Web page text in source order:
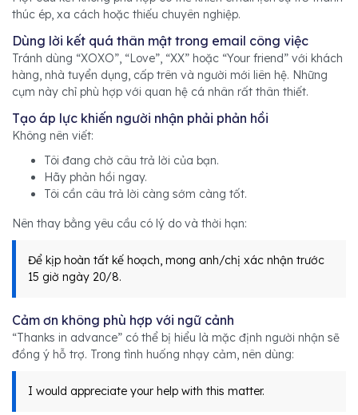
thúc ép, xa cách hoặc thiếu chuyên nghiệp.
Dùng lời kết quá thân mật trong email công việc
Tránh dùng “XOXO”, “Love”, “XX” hoặc “Your friend” với khách
hàng, nhà tuyển dụng, cấp trên và người mới liên hệ. Những
cụm này chỉ phù hợp với quan hệ cá nhân rất thân thiết.
Tạo áp lực khiến người nhận phải phản hồi
Không nên viết:
Tôi đang chờ câu trả lời của bạn.
Hãy phản hồi ngay.
Tôi cần câu trả lời càng sớm càng tốt.
Nên thay bằng yêu cầu có lý do và thời hạn:
Để kịp hoàn tất kế hoạch, mong anh/chị xác nhận trước
15 giờ ngày 20/8.
Cảm ơn không phù hợp với ngữ cảnh
“Thanks in advance” có thể bị hiểu là mặc định người nhận sẽ
đồng ý hỗ trợ. Trong tình huống nhạy cảm, nên dùng:
I would appreciate your help with this matter.